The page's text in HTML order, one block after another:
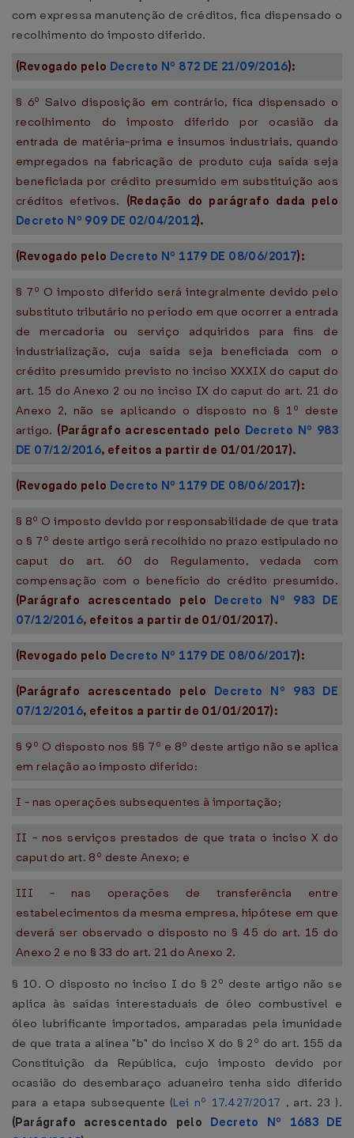
com expressa manutenção de créditos, fica dispensado o
recolhimento do imposto diferido.
(Revogado pelo Decreto Nº 872 DE 21/09/2016):
§ 6º Salvo disposição em contrário, fica dispensado o
recolhimento do imposto diferido por ocasião da
entrada de matéria-prima e insumos industriais, quando
empregados na fabricação de produto cuja saída seja
beneficiada por crédito presumido em substituição aos
créditos efetivos. (Redação do parágrafo dada pelo
Decreto Nº 909 DE 02/04/2012).
(Revogado pelo Decreto Nº 1179 DE 08/06/2017):
§ 7º O imposto diferido será integralmente devido pelo
substituto tributário no período em que ocorrer a entrada
de mercadoria ou serviço adquiridos para fins de
industrialização, cuja saída seja beneficiada com o
crédito presumido previsto no inciso XXXIX do caput do
art. 15 do Anexo 2 ou no inciso IX do caput do art. 21 do
Anexo 2, não se aplicando o disposto no § 1º deste
artigo. (Parágrafo acrescentado pelo Decreto Nº 983
DE 07/12/2016, efeitos a partir de 01/01/2017).
(Revogado pelo Decreto Nº 1179 DE 08/06/2017):
§ 8º O imposto devido por responsabilidade de que trata
o § 7º deste artigo será recolhido no prazo estipulado no
caput do art. 60 do Regulamento, vedada com
compensação com o benefício do crédito presumido.
(Parágrafo acrescentado pelo Decreto Nº 983 DE
07/12/2016, efeitos a partir de 01/01/2017).
(Revogado pelo Decreto Nº 1179 DE 08/06/2017):
(Parágrafo acrescentado pelo Decreto Nº 983 DE
07/12/2016, efeitos a partir de 01/01/2017):
§ 9º O disposto nos §§ 7º e 8º deste artigo não se aplica
em relação ao imposto diferido:
I - nas operações subsequentes à importação;
II - nos serviços prestados de que trata o inciso X do
caput do art. 8º deste Anexo; e
III - nas operações de transferência entre
estabelecimentos da mesma empresa, hipótese em que
deverá ser observado o disposto no § 45 do art. 15 do
Anexo 2 e no § 33 do art. 21 do Anexo 2.
§ 10. O disposto no inciso I do § 2º deste artigo não se
aplica às saídas interestaduais de óleo combustível e
óleo lubrificante importados, amparadas pela imunidade
de que trata a alínea "b" do inciso X do § 2º do art. 155 da
Constituição da República, cujo imposto devido por
ocasião do desembaraço aduaneiro tenha sido diferido
para a etapa subsequente (Lei nº 17.427/2017 , art. 23 ).
(Parágrafo acrescentado pelo Decreto Nº 1683 DE